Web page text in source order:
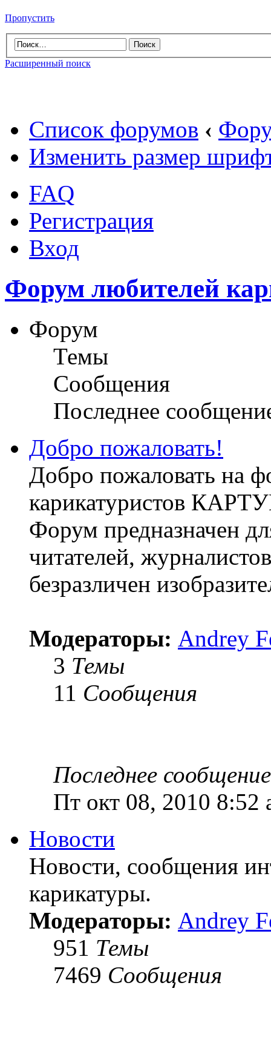
Пропустить
Расширенный поиск
Список форумов ‹
Изменить размер
FAQ
Регистрация
Вход
Форум любителей
Форум
Темы
Сообщения
Последнее
Добро пожаловать!
Добро пожаловать на
карикатуристов
Форум предназначен
читателей,
безразличен
Модераторы: Andrey
3 Темы
11 Сообщения
Последнее сообщение
Пт окт 08, 2010 8:52
Новости
Новости, сообщения
карикатуры.
Модераторы: Andrey
951 Темы
7469 Сообщения